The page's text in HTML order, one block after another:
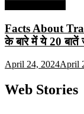
Facts About
के बारे में ये 20 बातें
April 24, 2024April
Web Stories